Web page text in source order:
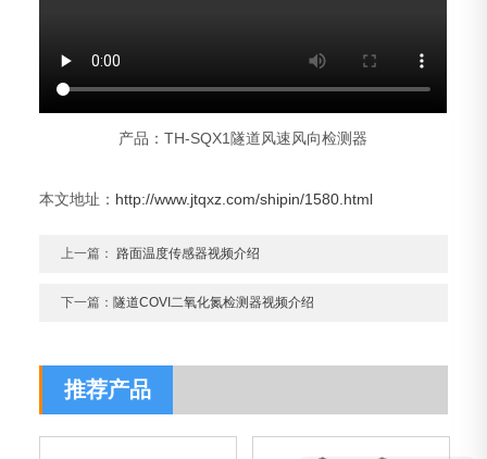
产品：TH-SQX1隧道风速风向检测器
本文地址： http://www.jtqxz.com/shipin/1580.html
上一篇：路面温度传感器视频介绍
下一篇： 隧道COVI二氧化氮检测器视频介绍
推荐产品